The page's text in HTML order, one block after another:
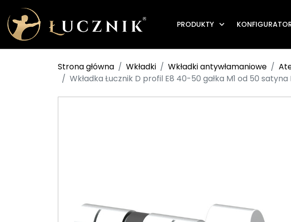
PRODUKTY 
Strona główna Wkładki Wkładki antywłamaniowe
Wkładka Łucznik D profil E8 40-50 gałka M1 od 50 satyna